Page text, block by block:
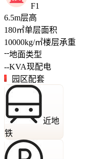
F1
6.5m层高
180㎡单层面积
10000kg/㎡楼层承重
--地面类型
--KVA现配电
园区配套
近地
铁